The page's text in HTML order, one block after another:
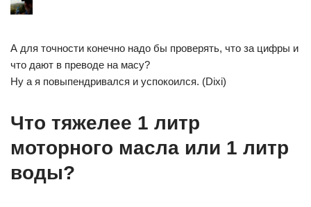
А для точности конечно надо бы проверять, что за цифры и
что дают в преводе на масу?
Ну а я повыпендривался и успокоился. (Dixi)
Что тяжелее 1 литр
моторного масла или 1 литр
воды?